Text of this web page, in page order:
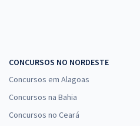
CONCURSOS NO NORDESTE
Concursos em Alagoas
Concursos na Bahia
Concursos no Ceará